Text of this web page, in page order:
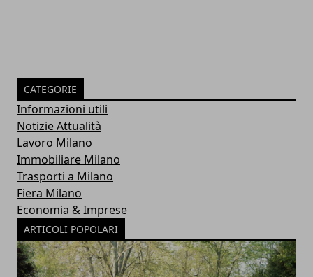
CATEGORIE
Informazioni utili
Notizie Attualità
Lavoro Milano
Immobiliare Milano
Trasporti a Milano
Fiera Milano
Economia & Imprese
ARTICOLI POPOLARI